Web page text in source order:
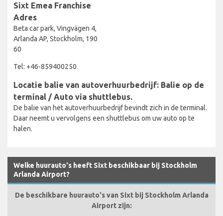
Sixt Emea Franchise
Adres
Beta car park, Vingvägen 4,
Arlanda AP, Stockholm, 190
60
Tel: +46-859400250
Locatie balie van autoverhuurbedrijf: Balie op de
terminal / Auto via shuttlebus.
De balie van het autoverhuurbedrijf bevindt zich in de terminal.
Daar neemt u vervolgens een shuttlebus om uw auto op te
halen.
Welke huurauto's heeft Sixt beschikbaar bij Stockholm
Arlanda Airport?
De beschikbare huurauto's van Sixt bij Stockholm Arlanda
Airport zijn: